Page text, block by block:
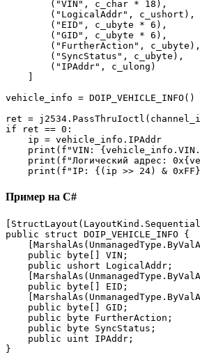
        ("VIN", c_char * 18),
        ("LogicalAddr", c_ushort),
        ("EID", c_ubyte * 6),
        ("GID", c_ubyte * 6),
        ("FurtherAction", c_ubyte),
        ("SyncStatus", c_ubyte),
        ("IPAddr", c_ulong)
vehicle_info = DOIP_VEHICLE_INFO()
ret =
if ret == 0:
    ip = vehicle_info.IPAddr
print(f"VIN:
print(f"Логический адрес:
print(f"IP: {(ip >> 24) &
Пример на C#
public struct DOIP_VEHICLE_INFO {
    public byte[] VIN;
    public ushort LogicalAddr;
    public byte[] EID;
    public byte[] GID;
    public byte FurtherAction;
    public byte SyncStatus;
    public uint IPAddr;
}